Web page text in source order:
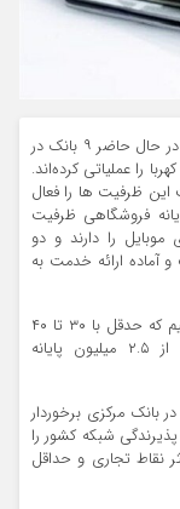
به گزارش راهبرد بانک، محمدرضا مانی یکتا اظهار کرد: در حال حاضر ۹ بانک در
را عملیاتی کرده‌اند.
شرکت این ظرفیت ها را فعال
گزارش نیز حدود ۷۰ هزار پایانه فروشگاهی ظرفیت
را دارند و دو
آماده ارائه خدمت به
مدیر اداره نظارت بر نظام‌های پرداخت افزود: در تلاشیم که حدقل با ۳۰ تا ۴۰
درصد ظرفیت شبکه پذیرندگی کشور یعنی بیش از ۲.۵ میلیون پایانه
بانک مرکزی برخوردار
شبکه کشور را
نقاط تجاری و حداقل